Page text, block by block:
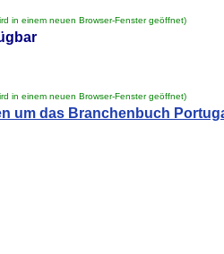
in einem neuen Browser-Fenster geöffnet)
in einem neuen Browser-Fenster geöffnet)
um das Branchenbuch